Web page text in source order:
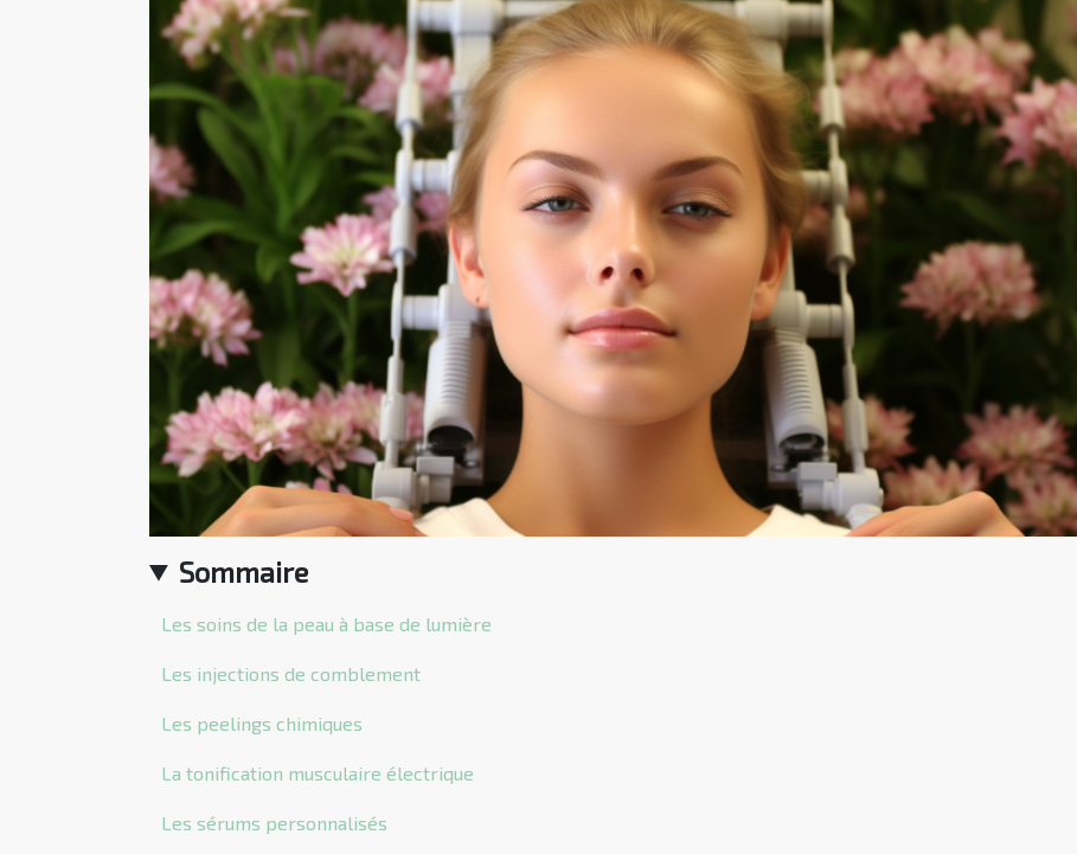
Sommaire
Les soins de la peau à base de lumière
Les injections de comblement
Les peelings chimiques
La tonification musculaire électrique
Les sérums personnalisés